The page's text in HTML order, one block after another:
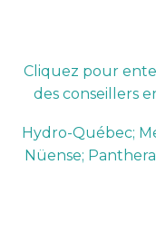
Cliquez pour
des conseillers
Hydro-Québec;
Nüense;